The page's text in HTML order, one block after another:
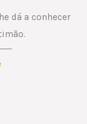
dá a conhecer